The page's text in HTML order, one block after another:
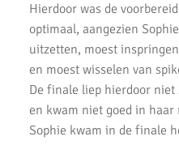
Goede oogst in Amsterdam
Onderlinge Competitie 5 Juni
Pupillencompetitie bij AKU groot
Virtuele wedstrijd AKU junioren
Hierdoor was de
optimaal, aangezien
uitzetten, moest
en moest wisselen van
De finale liep hierdoor niet
en kwam niet goed in
Sophie kwam in de finale